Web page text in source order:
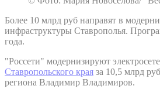
Более 10 млрд руб направят в
инфраструктуры Ставрополья.
года.
"Россети" модернизируют
Ставропольского края за 10,5 млрд
региона Владимир Владимиров.